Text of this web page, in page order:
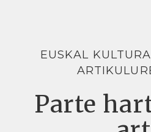
EUSKAL
Parte